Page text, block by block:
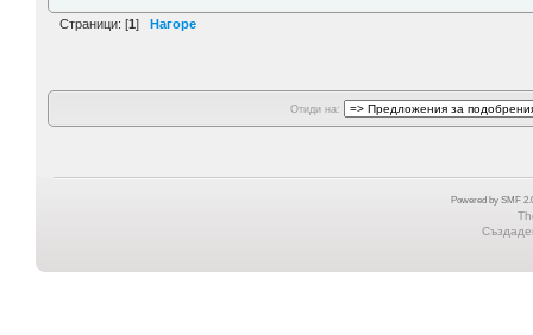
Страници: [1] Нагоре
Отиди на:
Powered by SMF